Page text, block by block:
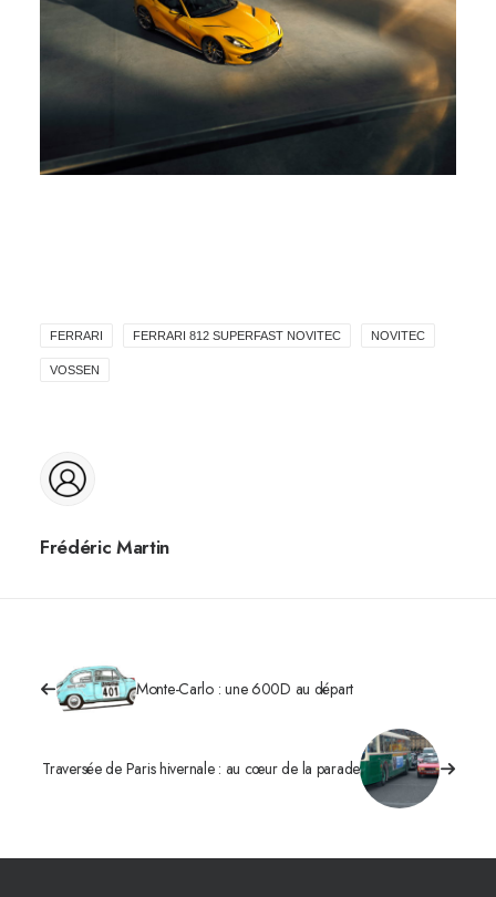
FERRARI FERRARI 812 SUPERFAST NOVITEC NOVITEC
VOSSEN
Frédéric Martin
Monte-Carlo : une 600D au départ
Traversée de Paris hivernale : au cœur de la parade